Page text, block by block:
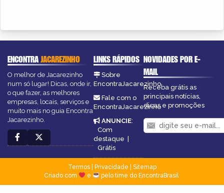
ENCONTRAJACAREZINHO
O melhor de Jacarezinho
num só lugar! Dicas, onde ir,
o que fazer, as melhores
empresas, locais, serviços e
muito mais no guia Encontra
Jacarezinho.
LINKS RÁPIDOS
Sobre
EncontraJacarezinho
Fale com o
EncontraJacarezinho
ANUNCIE:
Com
destaque |
Grátis
NOVIDADES POR E-
MAIL
Receba grátis as
principais notícias,
dicas e promoções
Termos| Privacidade
Sitemap
Criado com
e pelo time do EncontraBrasil